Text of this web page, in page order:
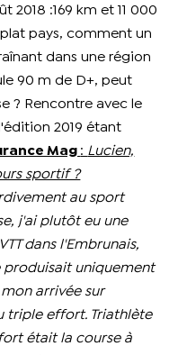
2018 :169 km et 11 000
pays, comment un
dans une région
90 m de D+, peut
? Rencontre avec le
2019 étant
Mag : Lucien,
sportif ?
au sport
j'ai plutôt eu une
dans l'Embrunais,
produisait uniquement
arrivée sur
triple effort. Triathlète
était la course à